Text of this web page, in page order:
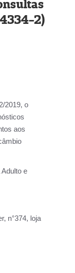
2)
2019, o
aos
e
n°374, loja